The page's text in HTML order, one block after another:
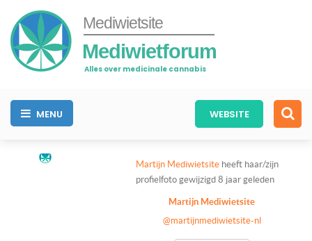
Mediwietsite
Mediwietforum
Alles over medicinale cannabis
MENU WEBSITE
Martijn Mediwietsite heeft haar/zijn
profielfoto gewijzigd 8 jaar geleden
Martijn Mediwietsite
@martijnmediwietsite-nl